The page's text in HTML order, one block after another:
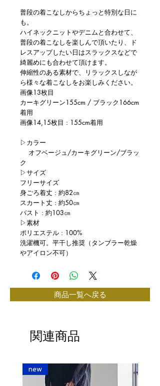
普段の着こなしからちょっと特別な日に
も。
ハイネックニットやデニムと合わせて、
普段の着こなしを楽しんで頂いたり、ド
レスアップしたい日はスラックスなどで
綺麗めにも合わせて頂けます。
伸縮性のある素材で、リラックスしなが
ら様々な着こなしをお楽しみください。
画像13枚目
カーキグリーン155cm / ブラック166cm
着用
画像14,15枚目 : 155cm着用
▷カラー
オフベージュ/カーキグリーン/ブラッ
ク
▷サイズ
フリーサイズ
身ごろ着丈 : 約82㎝
スカート丈 : 約50㎝
バスト : 約103㎝
▷素材
ポリエステル : 100%
洗濯機可。平干し推奨（タンブラー乾燥
やアイロン不可）
商品一覧へ戻る
関連商品
new